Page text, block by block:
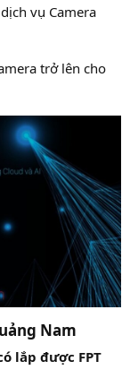
vụ Camera
trở lên cho
Nam
lắp được FPT